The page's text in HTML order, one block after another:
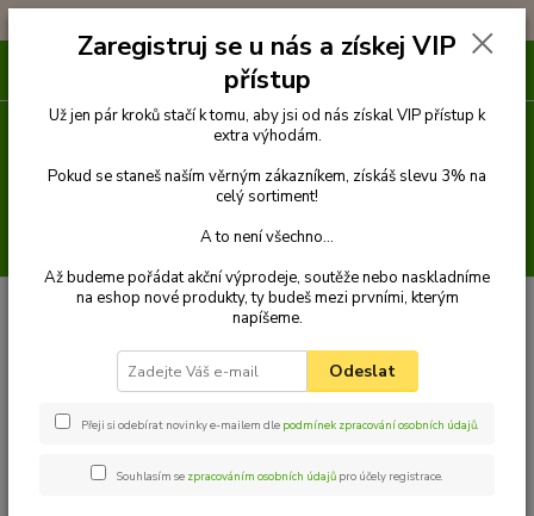
AKČNÍ BALÍČKY
SWEEDEN oválný pelech pro psa, šedo modrý -
SWEEDEN oválný pelech pro psa,
šedo modrý - 60 cm x 40 cm
Zaregistruj se u nás a získej VIP
přístup
Už jen pár kroků stačí k tomu, aby jsi od nás získal VIP přístup k
extra výhodám.
Pokud se staneš naším věrným zákazníkem, získáš slevu 3% na
celý sortiment!
A to není všechno...
Až budeme pořádat akční výprodeje, soutěže nebo naskladníme
na eshop nové produkty, ty budeš mezi prvními, kterým
napíšeme.
Odeslat
Přeji si odebírat novinky e-mailem dle podmínek zpracování osobních údajů.
Souhlasím se zpracováním osobních údajů pro účely registrace.